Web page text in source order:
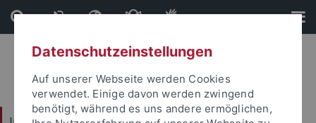
Direkt
zum
Inhalt
Direkt
zur
Fußleiste
Datenschutzeinstellungen
Auf unserer Webseite werden Cookies
verwendet. Einige davon werden zwingend
benötigt, während es uns andere ermöglichen,